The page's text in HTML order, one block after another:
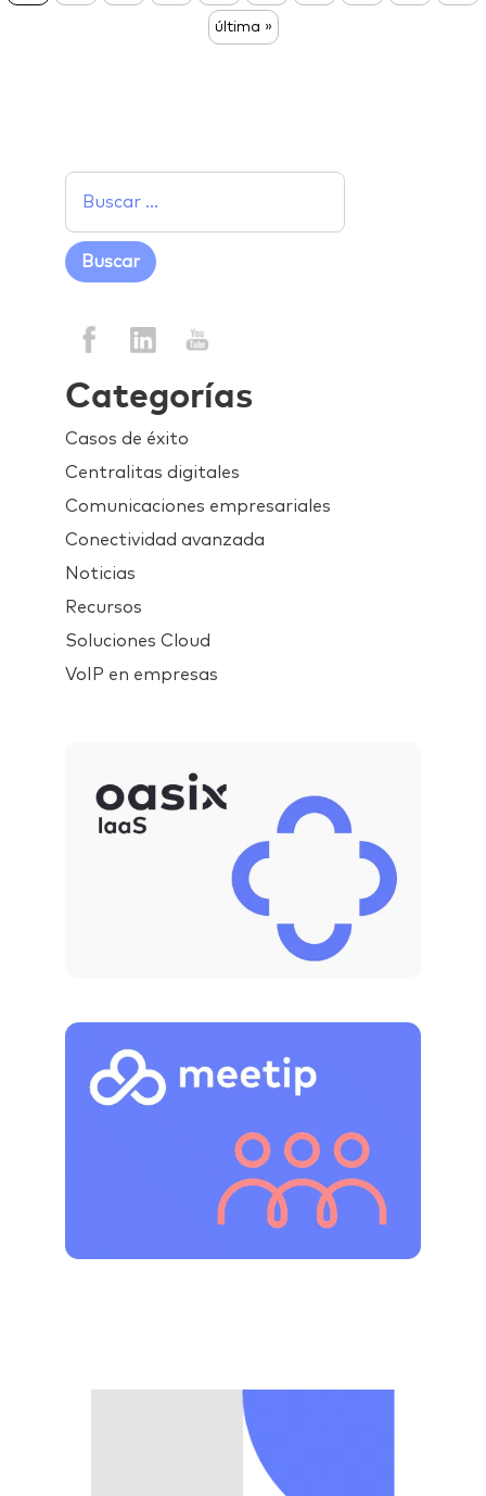
última »
Categorías
Casos de éxito
Centralitas digitales
Comunicaciones empresariales
Conectividad avanzada
Noticias
Recursos
Soluciones Cloud
VoIP en empresas